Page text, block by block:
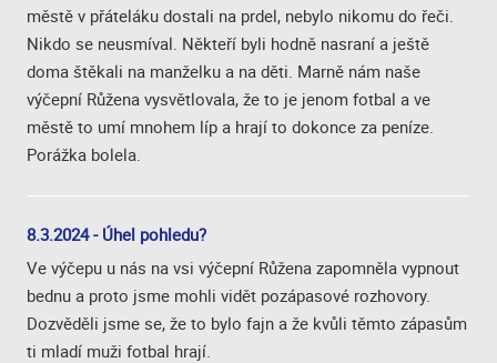
městě v přáteláku dostali na prdel, nebylo nikomu do řeči.
Nikdo se neusmíval. Někteří byli hodně nasraní a ještě
doma štěkali na manželku a na děti. Marně nám naše
výčepní Růžena vysvětlovala, že to je jenom fotbal a ve
městě to umí mnohem líp a hrají to dokonce za peníze.
Porážka bolela.
8.3.2024 - Úhel pohledu?
Ve výčepu u nás na vsi výčepní Růžena zapomněla vypnout
bednu a proto jsme mohli vidět pozápasové rozhovory.
Dozvěděli jsme se, že to bylo fajn a že kvůli těmto zápasům
ti mladí muži fotbal hrají.